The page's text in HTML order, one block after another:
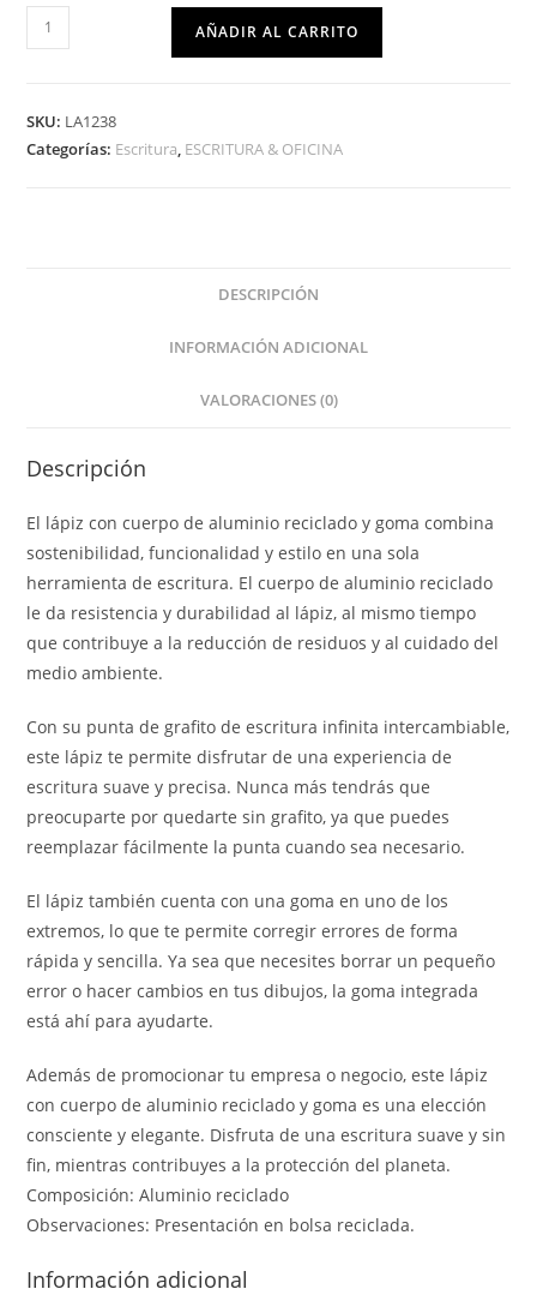
AÑADIR AL CARRITO
SKU: LA1238
Categorías: Escritura ESCRITURA & OFICINA
DESCRIPCIÓN
INFORMACIÓN ADICIONAL
VALORACIONES (0)
Descripción
El lápiz con cuerpo de aluminio reciclado y goma combina
sostenibilidad, funcionalidad y estilo en una sola
herramienta de escritura. El cuerpo de aluminio reciclado
le da resistencia y durabilidad al lápiz, al mismo tiempo
que contribuye a la reducción de residuos y al cuidado del
medio ambiente.
Con su punta de grafito de escritura infinita intercambiable,
este lápiz te permite disfrutar de una experiencia de
escritura suave y precisa. Nunca más tendrás que
preocuparte por quedarte sin grafito, ya que puedes
reemplazar fácilmente la punta cuando sea necesario.
El lápiz también cuenta con una goma en uno de los
extremos, lo que te permite corregir errores de forma
rápida y sencilla. Ya sea que necesites borrar un pequeño
error o hacer cambios en tus dibujos, la goma integrada
está ahí para ayudarte.
Además de promocionar tu empresa o negocio, este lápiz
con cuerpo de aluminio reciclado y goma es una elección
consciente y elegante. Disfruta de una escritura suave y sin
fin, mientras contribuyes a la protección del planeta.
Composición: Aluminio reciclado
Observaciones: Presentación en bolsa reciclada.
Información adicional